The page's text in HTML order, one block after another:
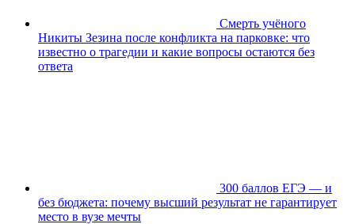
Смерть учёного
Никиты Зезина после конфликта на парковке: что
известно о трагедии и какие вопросы остаются без
ответа
300 баллов ЕГЭ — и
без бюджета: почему высший результат не гарантирует
место в вузе мечты